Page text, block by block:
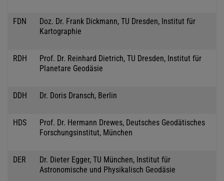
FDN
Doz. Dr. Frank Dickmann, TU Dresden, Institut für
Kartographie
RDH
Prof. Dr. Reinhard Dietrich, TU Dresden, Institut für
Planetare Geodäsie
DDH Dr. Doris Dransch, Berlin
HDS
Prof. Dr. Hermann Drewes, Deutsches Geodätisches
Forschungsinstitut, München
DER
Dr. Dieter Egger, TU München, Institut für
Astronomische und Physikalisch Geodäsie